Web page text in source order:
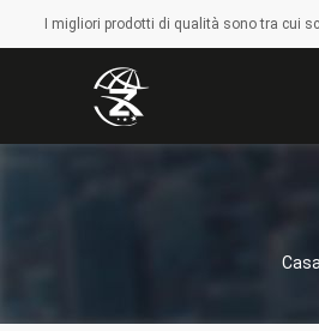
I migliori prodotti di qualità sono tra cui
Casa